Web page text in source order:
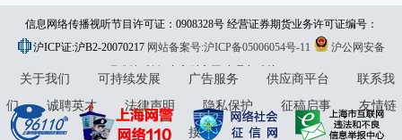
信息网络传播视听节目许可证：0908328号 经营证券期货业务许可证编号：
913101046312860336 违法和不良信息举报:021-61278686 举报邮箱：
jubao@eastmoney.com
沪ICP证:沪B2-20070217 网站备案号:沪ICP备05006054号-11
沪公网安备
31010402000120号版权所有:东方财富网意见与建议:4000300059/952500
关于我们 可持续发展 广告服务 供应商平台
联系我
们
诚聘英才 法律声明 隐私保护 征稿启事
友情链
接